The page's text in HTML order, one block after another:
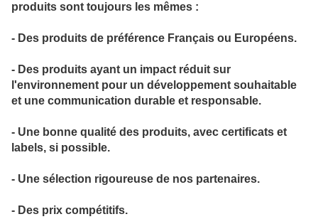
produits sont toujours les mêmes :
- Des produits de préférence Français ou Européens.
- Des produits ayant un impact réduit sur
l'environnement pour un développement souhaitable
et une communication durable et responsable.
- Une bonne qualité des produits, avec certificats et
labels, si possible.
- Une sélection rigoureuse de nos partenaires.
- Des prix compétitifs.